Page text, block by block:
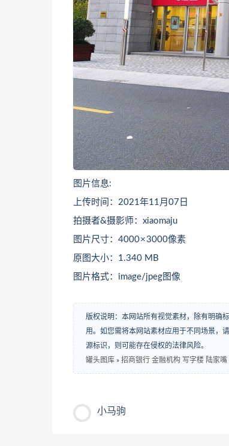
图片信息:
上传时间：2021年11月07日
拍摄者&摄影师：xiaomaju
图片尺寸：4000 × 3000像素
原图大小：1.340 MB
图片格式：image/jpeg图像
版权说明：本网站所有视觉素材，除有明确
用。如您需将本网站素材应用于不同场景，
源标识，则可能存在侵权的法律风险。
罐头图库 » 招商银行 金融机构 写字楼 陆家
小马驹